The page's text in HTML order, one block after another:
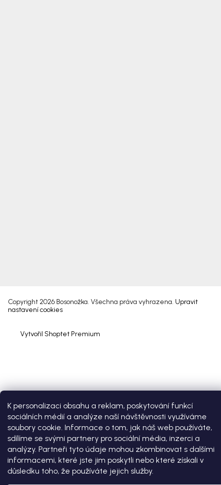
K personalizaci obsahu a reklam, poskytování funkcí
sociálních médií a analýze naší návštěvnosti využíváme
soubory cookie. Informace o tom, jak náš web používáte,
sdílíme se svými partnery pro sociální média, inzerci a
analýzy. Partneři tyto údaje mohou zkombinovat s dalšími
informacemi, které jste jim poskytli nebo které získali v
důsledku toho, že používáte jejich služby.
Vytvořil Shoptet Premium
Copyright 2026 Bosonožka. Všechna práva vyhrazena. Upravit
nastavení cookies